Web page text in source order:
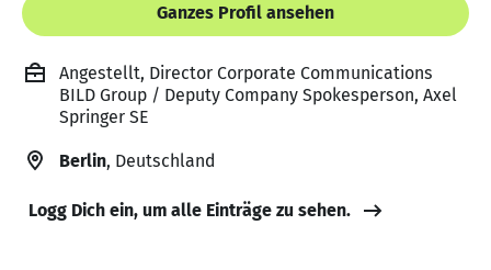
Ganzes Profil ansehen
Angestellt, Director Corporate Communications
BILD Group / Deputy Company Spokesperson, Axel
Springer SE
Berlin, Deutschland
Logg Dich ein, um alle Einträge zu sehen.